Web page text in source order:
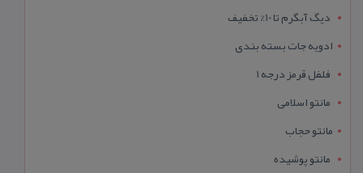
دیگ آبگرم تا 10% تخفیف
ادویه جات بسته بندی
فلفل قرمز درجه 1
مانتو اسلامی
مانتو حجاب
مانتو پوشیده